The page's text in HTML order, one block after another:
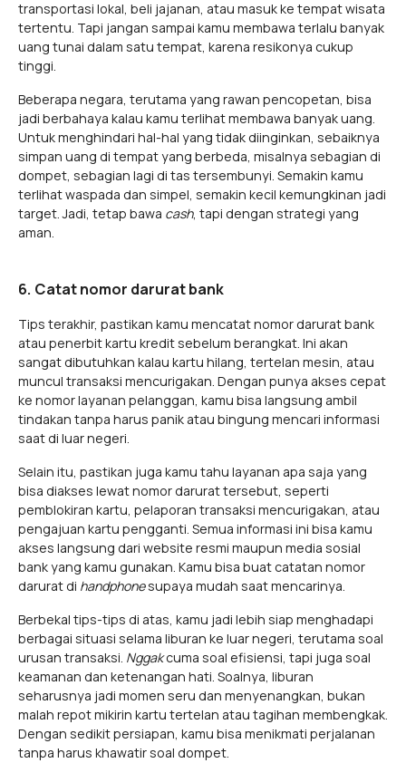
transportasi lokal, beli jajanan, atau masuk ke tempat wisata
tertentu. Tapi jangan sampai kamu membawa terlalu banyak
uang tunai dalam satu tempat, karena resikonya cukup
tinggi.
Beberapa negara, terutama yang rawan pencopetan, bisa
jadi berbahaya kalau kamu terlihat membawa banyak uang.
Untuk menghindari hal-hal yang tidak diinginkan, sebaiknya
simpan uang di tempat yang berbeda, misalnya sebagian di
dompet, sebagian lagi di tas tersembunyi. Semakin kamu
terlihat waspada dan simpel, semakin kecil kemungkinan jadi
target. Jadi, tetap bawa cash, tapi dengan strategi yang
aman.
6. Catat nomor darurat bank
Tips terakhir, pastikan kamu mencatat nomor darurat bank
atau penerbit kartu kredit sebelum berangkat. Ini akan
sangat dibutuhkan kalau kartu hilang, tertelan mesin, atau
muncul transaksi mencurigakan. Dengan punya akses cepat
ke nomor layanan pelanggan, kamu bisa langsung ambil
tindakan tanpa harus panik atau bingung mencari informasi
saat di luar negeri.
Selain itu, pastikan juga kamu tahu layanan apa saja yang
bisa diakses lewat nomor darurat tersebut, seperti
pemblokiran kartu, pelaporan transaksi mencurigakan, atau
pengajuan kartu pengganti. Semua informasi ini bisa kamu
akses langsung dari website resmi maupun media sosial
bank yang kamu gunakan. Kamu bisa buat catatan nomor
darurat di handphonesupaya mudah saat mencarinya.
Berbekal tips-tips di atas, kamu jadi lebih siap menghadapi
berbagai situasi selama liburan ke luar negeri, terutama soal
urusan transaksi. Nggakcuma soal efisiensi, tapi juga soal
keamanan dan ketenangan hati. Soalnya, liburan
seharusnya jadi momen seru dan menyenangkan, bukan
malah repot mikirin kartu tertelan atau tagihan membengkak.
Dengan sedikit persiapan, kamu bisa menikmati perjalanan
tanpa harus khawatir soal dompet.